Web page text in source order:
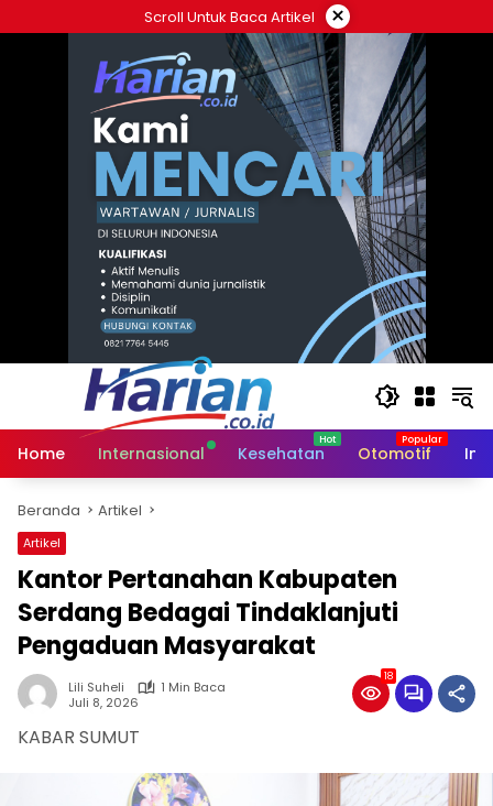
ke
Scroll Untuk Baca Artikel ×
Home Internasional Kesehatan Otomotif
Beranda Artikel
Artikel
Kantor Pertanahan Kabupaten
Serdang Bedagai Tindaklanjuti
Pengaduan Masyarakat
Lili Suheli
1 Min Baca
Juli 8, 2026
18
KABAR SUMUT